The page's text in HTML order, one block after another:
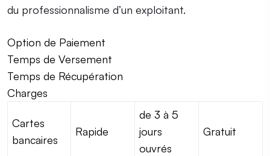
du professionnalisme d’un exploitant.
Option de Paiement
Temps de Versement
Temps de Récupération
Charges
Cartes
bancaires
Rapide
de 3 à 5
jours
ouvrés
Gratuit